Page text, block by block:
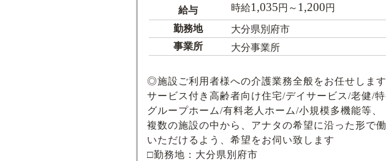
給与 時給1,035円～ 1,200円
勤務地
大分県別府市
事業所
大分事業所
◎施設ご利用者様への介護業務全般をお任せしま
サービス付き高齢者向け住宅/デイサービス/老健/
グループホーム/有料老人ホーム/小規模多機能等、
複数の施設の中から、アナタの希望に沿った形で
いただけるよう、希望をお伺い致します
□勤務地：大分県別府市